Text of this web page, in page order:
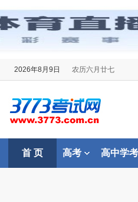
2026年8月9日 农历六月廿七
首 页 高考 高中学考